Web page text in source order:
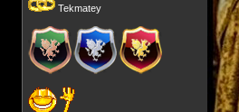
Tekmatey